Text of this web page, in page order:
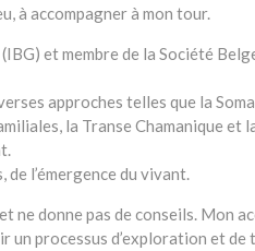
à accompagner à mon tour.
et membre de la Société
approches telles que la
la Transe Chamanique et
l’émergence du vivant.
ne donne pas de conseils. Mon
un processus d’exploration et